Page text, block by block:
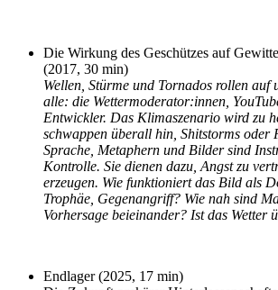
Die Wirkung des Geschützes auf
(2017, 30 min)
Wellen, Stürme und Tornados rol­len auf
alle: die Wettermoderator:innen,
Entwickler. Das Klimaszenario wird zu
schwap­pen über­all hin, Shitstorms oder
Sprache, Metaphern und Bilder sind
Kontrolle. Sie die­nen dazu, Angst zu
erzeu­gen. Wie funk­tio­niert das Bild als
Trophäe, Gegenangriff? Wie nah sind
Vorhersage bei­ein­an­der? Ist das Wetter
Endlager (2025, 17 min)